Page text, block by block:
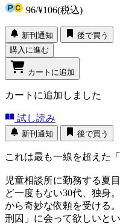
96/¥106(税込)
新刊通知
後で買う
購入に進む
カートに追加
カートに追加しました
試し読み
新刊通知 後で買う
これは最も一線を超えた
児童相談所に勤務する夏
ど一度もない30代、独身
から奇妙な依頼を受ける
刑囚」に会って欲しいと